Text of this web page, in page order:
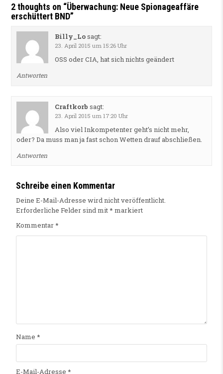
2 thoughts on “Überwachung: Neue Spionageaffäre
erschüttert BND”
Billy_Losagt:
23. April 2015 um 15:26 Uhr
OSS oder CIA, hat sich nichts geändert
Antworten
Craftkorb sagt:
23. April 2015 um 17:20 Uhr
Also viel Inkompetenter geht’s nicht mehr,
oder? Da muss man ja fast schon Wetten drauf abschließen.
Antworten
Schreibe einen Kommentar
Deine E-Mail-Adresse wird nicht veröffentlicht.
Erforderliche Felder sind mit* markiert
Kommentar*
Name *
E-Mail-Adresse *